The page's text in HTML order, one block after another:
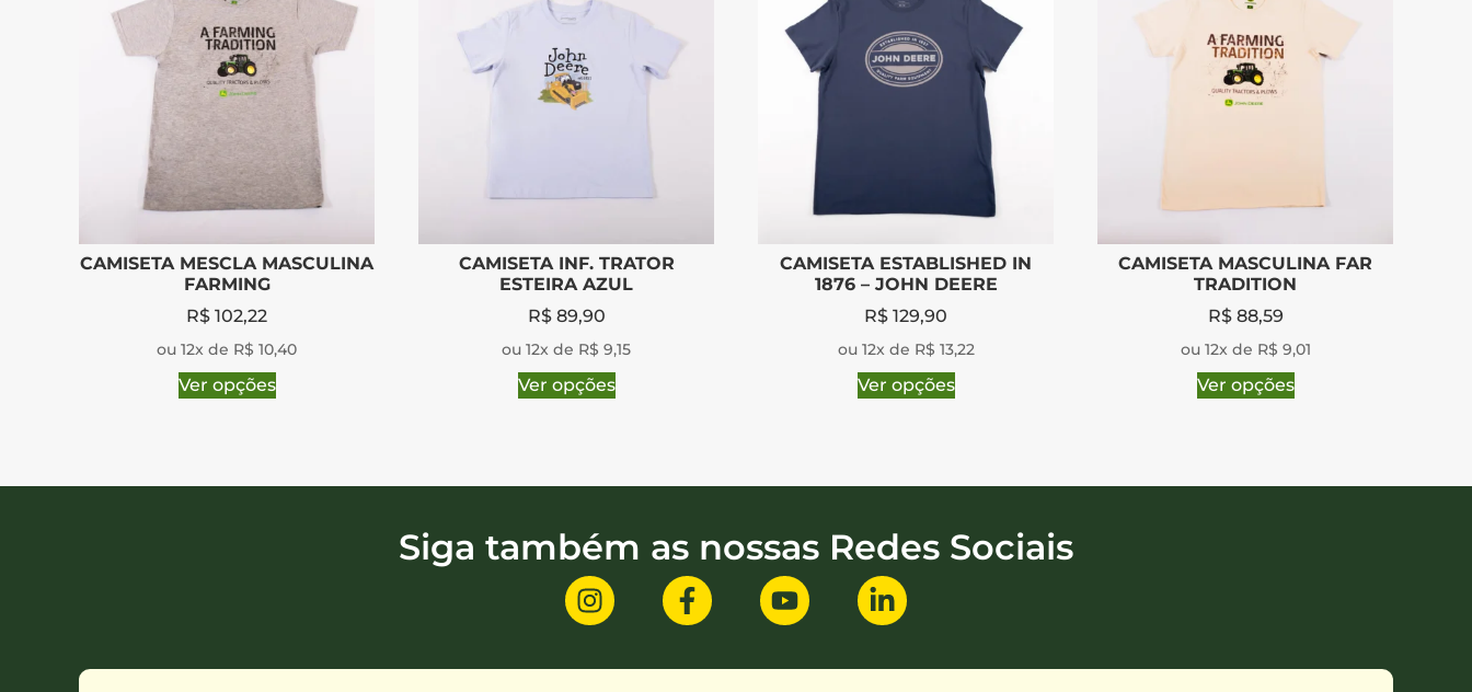
CAMISETA MESCLA MASCULINA
FARMING
R$ 102,22
ou 12x de R$ 10,40
Ver opções
CAMISETA INF. TRATOR
ESTEIRA AZUL
R$89,90
ou 12x de R$ 9,15
Ver opções
CAMISETA ESTABLISHED IN
1876 – JOHN DEERE
R$ 129,90
ou 12x de R$ 13,22
Ver opções
CAMISETA MASCULINA FAR
TRADITION
R$88,59
ou 12x de R$ 9,01
Ver opções
Siga também as nossas Redes Sociais